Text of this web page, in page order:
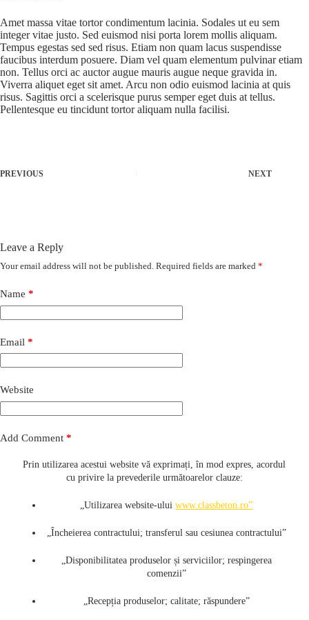
Prin utilizarea acestui website vă exprimați, în mod expres, acordul
cu privire la prevederile următoarelor clauze:
„Utilizarea website-uluiwww.classbeton.ro”
„Încheierea contractului; transferul sau cesiunea contractului”
„Disponibilitatea produselor și serviciilor; respingerea
comenzii”
„Recepția produselor; calitate; răspundere”
Amet massa vitae tortor condimentum lacinia. Sodales ut eu sem
integer vitae justo. Sed euismod nisi porta lorem mollis aliquam.
Tempus egestas sed sed risus. Etiam non quam lacus suspendisse
faucibus interdum posuere. Diam vel quam elementum pulvinar etiam
non. Tellus orci ac auctor augue mauris augue neque gravida in.
Viverra aliquet eget sit amet. Arcu non odio euismod lacinia at quis
risus. Sagittis orci a scelerisque purus semper eget duis at tellus.
Pellentesque eu tincidunt tortor aliquam nulla facilisi.
PREVIOUS NEXT
Leave a Reply
Your email address will not be published. Required fields are marked *
Name *
Email *
Website
Add Comment *